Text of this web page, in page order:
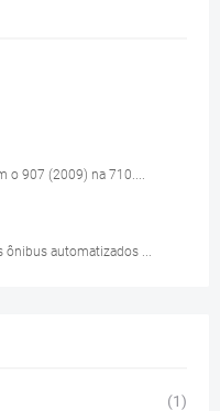
o 907 (2009) na 710....
ônibus automatizados ...
(1)